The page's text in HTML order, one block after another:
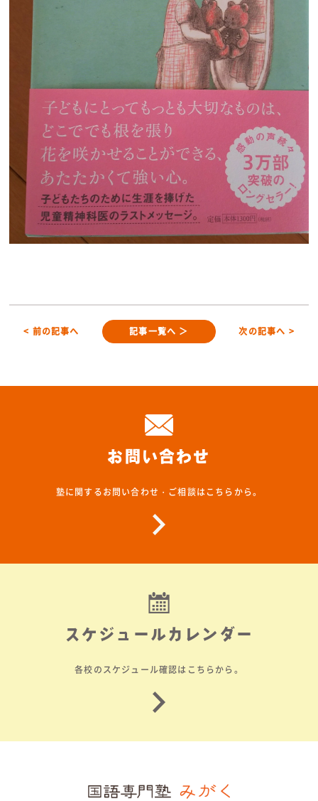
< 前の記事へ 記事一覧へ ＞ 次の記事へ >
お問い合わせ
塾に関するお問い合わせ・ご相談はこちらから。
スケジュールカレンダー
各校のスケジュール確認はこちらから。